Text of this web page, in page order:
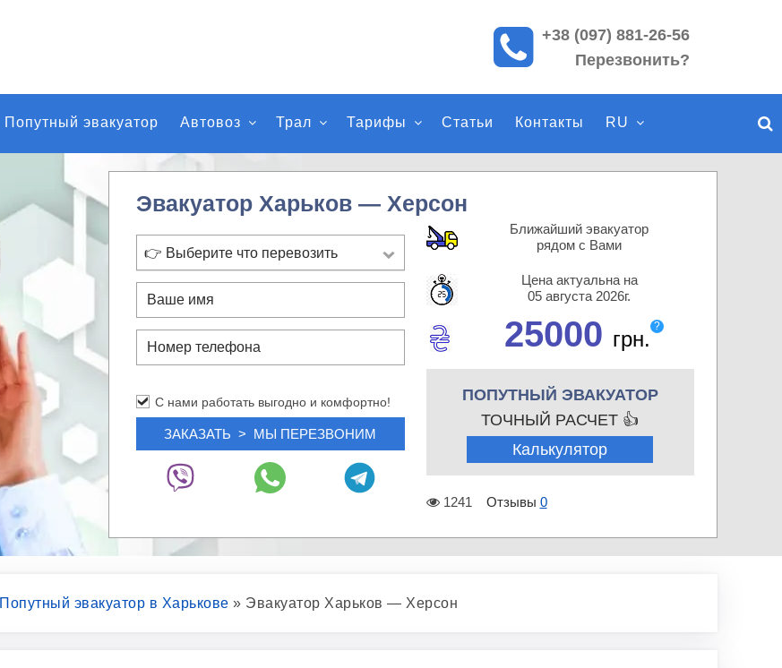
к
п
о
с
й
у
+38 (097) 881-26-56
Перезвонить?
Попутный эвакуатор Автовоз Трал Тарифы Статьи Контакты RU
Эвакуатор Харьков — Херсон
👉 Выберите что перевозить
С нами работать выгодно и комфортно!
Ближайший эвакуатор
рядом с Вами
Цена актуальна на
05 августа 2026г.
25000 грн.
?
ПОПУТНЫЙ ЭВАКУАТОР
ТОЧНЫЙ РАСЧЕТ 👍
Калькулятор
1241 Отзывы 0
Попутный эвакуатор в Харькове » Эвакуатор Харьков — Херсон